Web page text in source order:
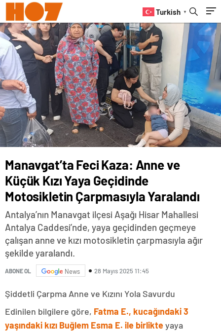
Turkish ▼
Çarpmasıyla Yaralandı
Manavgat’ta Feci Kaza: Anne ve
Küçük Kızı Yaya Geçidinde
Motosikletin Çarpmasıyla Yaralandı
Antalya’nın Manavgat ilçesi Aşağı Hisar Mahallesi
Antalya Caddesi’nde, yaya geçidinden geçmeye
çalışan anne ve kızı motosikletin çarpmasıyla ağır
şekilde yaralandı.
ABONE OL News 28 Mayıs 2025 11:45
Şiddetli Çarpma Anne ve Kızını Yola Savurdu
Edinilen bilgilere göre, Fatma E., kucağındaki 3
yaşındaki kızı Buğlem Esma E. ile birlikteyaya